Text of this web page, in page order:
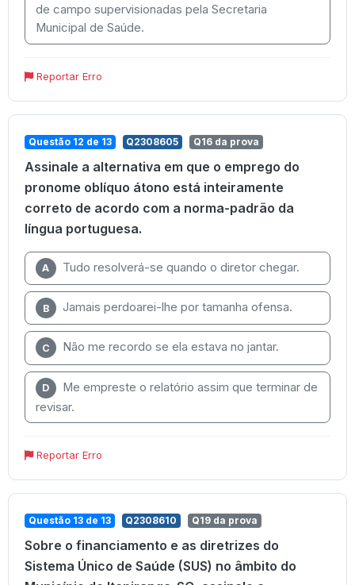
de campo supervisionadas pela Secretaria
Municipal de Saúde.
Reportar Erro
Questão 12 de 13 Q2308605 Q16 da prova
Assinale a alternativa em que o emprego do
pronome oblíquo átono está inteiramente
correto de acordo com a norma-padrão da
língua portuguesa.
A Tudo resolverá-se quando o diretor chegar.
B Jamais perdoarei-lhe por tamanha ofensa.
C Não me recordo se ela estava no jantar.
D
Me empreste o relatório assim que terminar de
revisar.
Reportar Erro
Questão 13 de 13 Q2308610 Q19 da prova
Sobre o financiamento e as diretrizes do
Sistema Único de Saúde (SUS) no âmbito do